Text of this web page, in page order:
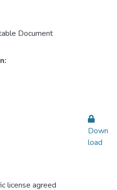
Document
license agreed
Down
load